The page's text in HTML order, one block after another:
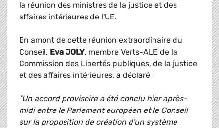
la réunion des ministres de la justice et des
affaires intérieures de l'UE.
En amont de cette réunion extraordinaire du
Conseil, Eva JOLY, membre Verts-ALE de la
Commission des Libertés publiques, de la justice
et des affaires intérieures, a déclaré :
"Un accord provisoire a été conclu hier après-
midi entre le Parlement européen et le Conseil
sur la proposition de création d'un système